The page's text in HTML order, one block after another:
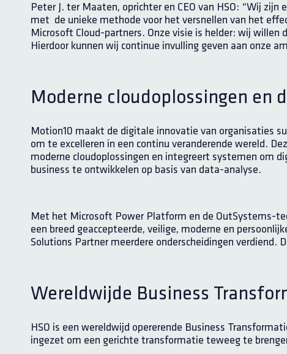
Peter J. ter Maaten, oprichter en CEO van HSO: “Wij zijn
met de unieke methode voor het versnellen van het
Microsoft Cloud-partners. Onze visie is helder: wij
Hierdoor kunnen wij continue invulling geven aan onze
Moderne cloudoplossingen en
Motion10 maakt de digitale innovatie van organisaties
om te excelleren in een continu veranderende wereld.
moderne cloudoplossingen en integreert systemen om
business te ontwikkelen op basis van data-analyse.
Met het Microsoft Power Platform en de OutSystems-
een breed geaccepteerde, veilige, moderne en
Solutions Partner meerdere onderscheidingen verdiend.
Wereldwijde Business
HSO is een wereldwijd opererende Business
ingezet om een gerichte transformatie teweeg te